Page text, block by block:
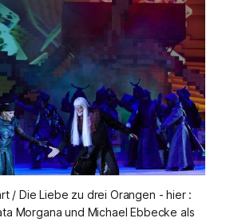
/ Die Liebe zu drei Orangen - hier :
Morgana und Michael Ebbecke als